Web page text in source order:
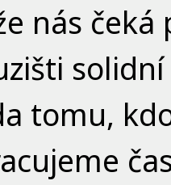
nás
tomu,